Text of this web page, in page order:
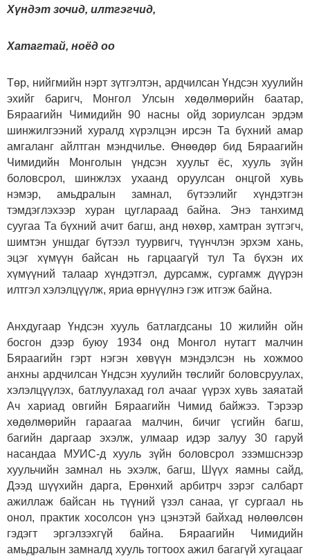
Хүндэт зочид, илтгэгчид,
Хатагтай, ноёд оо
Төр, нийгмийн нэрт зүтгэлтэн, ардчилсан Үндсэн хуулийн
эхийг баригч, Монгол Улсын хөдөлмөрийн баатар,
Бяраагийн Чимидийн 90 насны ойд зориулсан эрдэм
шинжилгээний хуралд хүрэлцэн ирсэн Та бүхний амар
амгаланг айлтган мэндчилье. Өнөөдөр бид Бяраагийн
Чимидийн Монголын үндсэн хуульт ёс, хууль зүйн
боловсрол, шинжлэх ухаанд оруулсан онцгой хувь
нэмэр, амьдралын замнал, бүтээлийг хүндэтгэн
тэмдэглэхээр хуран цуглараад байна. Энэ танхимд
суугаа Та бүхний ачит багш, анд нөхөр, хамтран зүтгэгч,
шимтэн уншдаг бүтээл туурвигч, түүнчлэн эрхэм хань,
эцэг хүмүүн байсан нь гарцаагүй тул Та бүхэн их
хүмүүний талаар хүндэтгэл, дурсамж, сургамж дүүрэн
илтгэл хэлэлцүүлж, яриа өрнүүлнэ гэж итгэж байна.
Анхдугаар Үндсэн хууль батлагдсаны 10 жилийн ойн
босгон дээр буюу 1934 онд Монгол нутагт малчин
Бяраагийн гэрт нэгэн хөвүүн мэндэлсэн нь хожмоо
анхны ардчилсан Үндсэн хуулийн төслийг боловсруулах,
хэлэлцүүлэх, батлуулахад гол ачааг үүрэх хувь заяатай
Ач хариад овгийн Бяраагийн Чимид байжээ. Тэрээр
хөдөлмөрийн гараагаа малчин, бичиг үсгийн багш,
багийн даргаар эхэлж, улмаар идэр залуу 30 гаруй
насандаа МУИС-д хууль зүйн боловсрол эзэмшснээр
хуульчийн замнал нь эхэлж, багш, Шүүх яамны сайд,
Дээд шүүхийн дарга, Ерөнхий арбитрч зэрэг салбарт
ажиллаж байсан нь түүний үзэл санаа, үг сургаал нь
онол, практик хосолсон үнэ цэнэтэй байхад нөлөөлсөн
гэдэгт эргэлзэхгүй байна. Бяраагийн Чимидийн
амьдралын замналд хууль тогтоох ажил багагүй хугацааг